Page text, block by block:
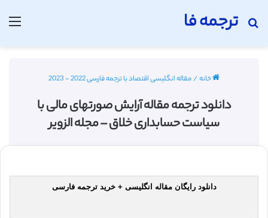
ترجمه فا
جستجو برای
خانه/مقاله انگلیسی اقتصاد با ترجمه فارسی 2022 - 2023
دانلود ترجمه مقاله آرایش صورتهای مالی با
سیاست حسابداری خلاق – مجله الزویر
دانلود رایگان مقاله انگلیسی + خرید ترجمه فارسی